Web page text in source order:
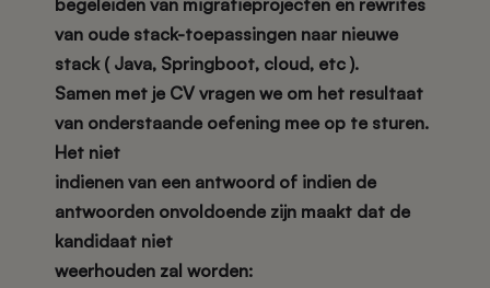
begeleiden van migratieprojecten en rewrites
van oude stack-toepassingen naar nieuwe
stack ( Java, Springboot, cloud, etc ).
Samen met je CV vragen we om het resultaat
van onderstaande oefening mee op te sturen.
Het niet
indienen van een antwoord of indien de
antwoorden onvoldoende zijn maakt dat de
kandidaat niet
weerhouden zal worden: